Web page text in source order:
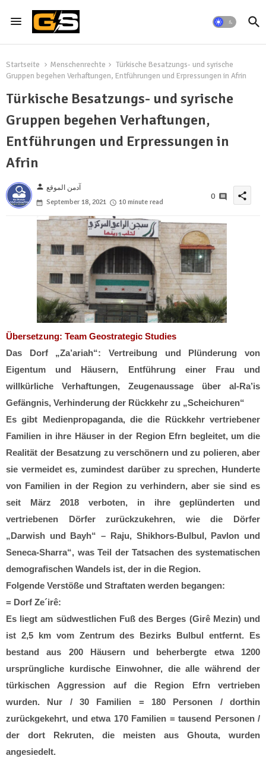
Startseite Menschenrechte
Türkische Besatzungs- und syrische
Gruppen begehen Verhaftungen, Entführungen und Erpressungen in Afrin
Türkische Besatzungs- und syrische
Gruppen begehen Verhaftungen,
Entführungen und Erpressungen in
Afrin
person آدمن الموقع
September 18, 2021
10 minute read
0 share
Übersetzung: Team Geostrategic Studies
Das Dorf „Za’ariah“: Vertreibung und Plünderung von
Eigentum und Häusern, Entführung einer Frau und
willkürliche Verhaftungen, Zeugenaussage über al-Ra’is
Gefängnis, Verhinderung der Rückkehr zu „Scheichuren“
Es gibt Medienpropaganda, die die Rückkehr vertriebener
Familien in ihre Häuser in der Region Efrn begleitet, um die
Realität der Besatzung zu verschönern und zu polieren, aber
sie vermeidet es, zumindest darüber zu sprechen, Hunderte
von Familien in der Region zu verhindern, aber sie sind es
seit März 2018 verboten, in ihre geplünderten und
vertriebenen Dörfer zurückzukehren, wie die Dörfer
„Darwish und Bayh“ – Raju, Shikhors-Bulbul, Pavlon und
Seneca-Sharra“, was Teil der Tatsachen des systematischen
demografischen Wandels ist, der in die Region.
Folgende Verstöße und Straftaten werden begangen:
= Dorf Ze´irê:
Es liegt am südwestlichen Fuß des Berges (Girê Mezin) und
ist 2,5 km vom Zentrum des Bezirks Bulbul entfernt. Es
bestand aus 200 Häusern und beherbergte etwa 1200
ursprüngliche kurdische Einwohner, die alle während der
türkischen Aggression auf die Region Efrn vertrieben
wurden. Nur / 30 Familien = 180 Personen / dorthin
zurückgekehrt, und etwa 170 Familien = tausend Personen /
der dort Rekruten, die meisten aus Ghouta, wurden
angesiedelt.